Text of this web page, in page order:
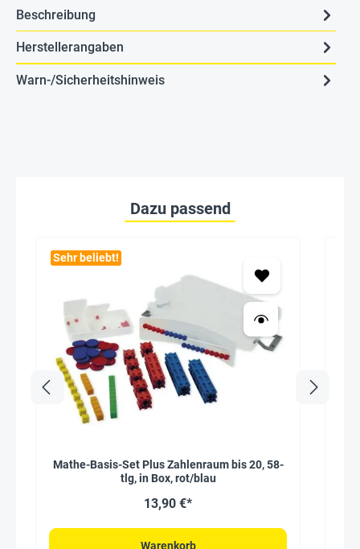
Beschreibung
Herstellerangaben
Warn-/Sicherheitshinweis
Dazu passend
Sehr beliebt!
Mathe-Basis-Set Plus Zahlenraum bis 20, 58-
tlg, in Box, rot/blau
13,90 €*
Warenkorb